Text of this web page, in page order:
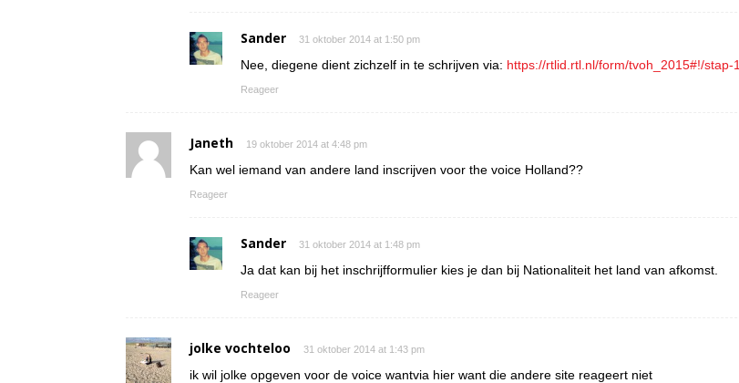
Sander 31 oktober 2014 at 1:50 pm
Nee, diegene dient zichzelf in te schrijven via: https://rtlid.rtl.nl/form/tvoh_2015#!/stap-1
Reageer
Janeth 19 oktober 2014 at 4:48 pm
Kan wel iemand van andere land inscrijven voor the voice Holland??
Reageer
Sander 31 oktober 2014 at 1:48 pm
Ja dat kan bij het inschrijfformulier kies je dan bij Nationaliteit het land van afkomst.
Reageer
jolke vochteloo 31 oktober 2014 at 1:43 pm
ik wil jolke opgeven voor de voice wantvia hier want die andere site reageert niet